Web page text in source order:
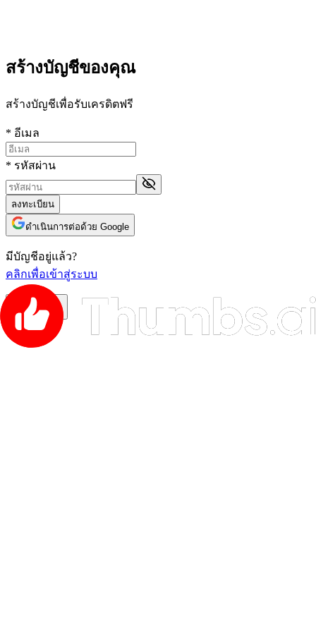
สร้างบัญชีของคุณ
สร้างบัญชีเพื่อรับเครดิตฟรี
* อีเมล
* รหัสผ่าน
ลงทะเบียน
ดำเนินการต่อด้วย Google
มีบัญชีอยู่แล้ว?
คลิกเพื่อเข้าสู่ระบบ
ไทย